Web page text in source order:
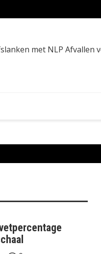
met NLP Afvallen